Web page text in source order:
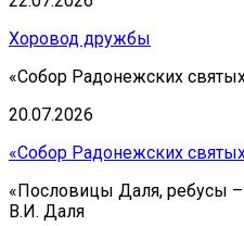
Хоровод дружбы
«Собор Радонежских
20.07.2026
«Собор Радонежских
«Пословицы Даля, ребусы
В.И. Даля